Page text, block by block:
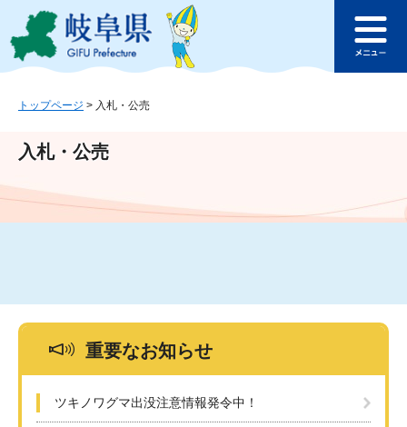
ジ
ュ
文
このページの本文へ
ュ
トップページ > 入札・公売
入札・公売
重要なお知らせ
ツキノワグマ出没注意情報発令中！